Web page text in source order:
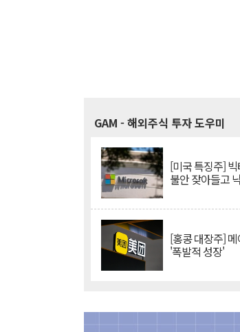
GAM - 해외주식 투자 도우미
[미국 특징주]
불안 잦아들고
[홍콩 대장주]
'폭발적 성장'